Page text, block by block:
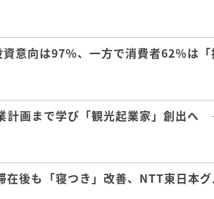
資意向は97％、一方で消費者62％
計画まで学び「観光起業家」創出
後も「寝つき」改善、NTT東日本